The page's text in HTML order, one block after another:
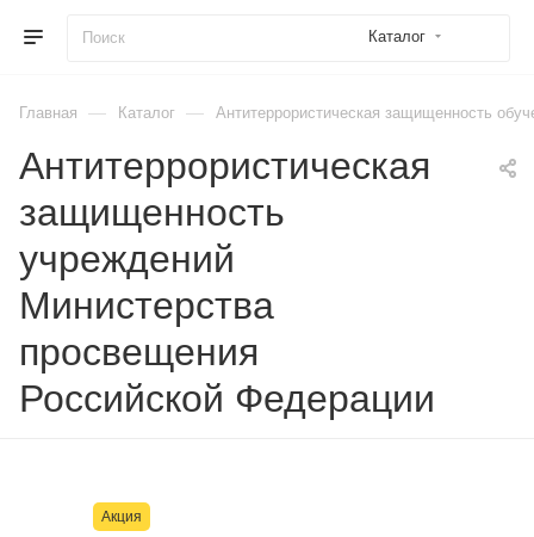
Каталог
Главная — Каталог — Антитеррористическая защищенность
Антитеррористическая
защищенность
учреждений
Министерства
просвещения
Российской Федерации
Акция